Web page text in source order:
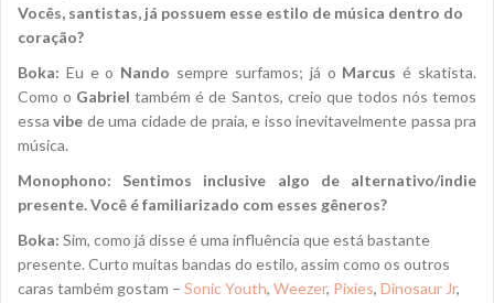
Vocês, santistas, já possuem esse estilo de música dentro do
coração?
Boka: Eu e o Nando sempre surfamos; já o Marcus é skatista.
Como o Gabriel também é de Santos, creio que todos nós temos
essa vibe de uma cidade de praia, e isso inevitavelmente passa pra
música.
Monophono: Sentimos inclusive algo de alternativo/indie
presente. Você é familiarizado com esses gêneros?
Boka: Sim, como já disse é uma influência que está bastante
presente. Curto muitas bandas do estilo, assim como os outros
caras também gostam – Sonic Youth, Weezer, Pixies, Dinosaur Jr,